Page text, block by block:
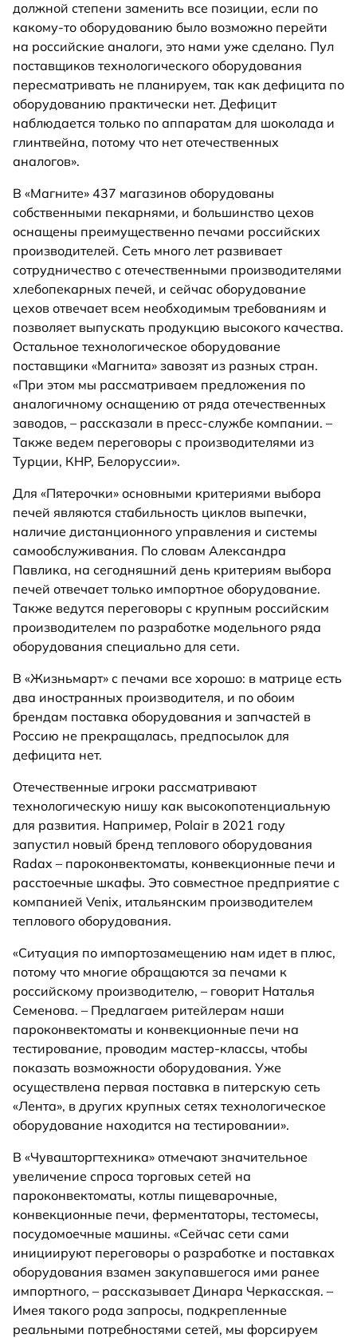
должной степени заменить все позиции, если по
какому-то оборудованию было возможно перейти
на российские аналоги, это нами уже сделано. Пул
поставщиков технологического оборудования
пересматривать не планируем, так как дефицита по
оборудованию практически нет. Дефицит
наблюдается только по аппаратам для шоколада и
глинтвейна, потому что нет отечественных
аналогов».
В «Магните» 437 магазинов оборудованы
собственными пекарнями, и большинство цехов
оснащены преимущественно печами российских
производителей. Сеть много лет развивает
сотрудничество с отечественными производителями
хлебопекарных печей, и сейчас оборудование
цехов отвечает всем необходимым требованиям и
позволяет выпускать продукцию высокого качества.
Остальное технологическое оборудование
поставщики «Магнита» завозят из разных стран.
«При этом мы рассматриваем предложения по
аналогичному оснащению от ряда отечественных
заводов, – рассказали в пресс-службе компании. –
Также ведем переговоры с производителями из
Турции, КНР, Белоруссии».
Для «Пятерочки» основными критериями выбора
печей являются стабильность циклов выпечки,
наличие дистанционного управления и системы
самообслуживания. По словам Александра
Павлика, на сегодняшний день критериям выбора
печей отвечает только импортное оборудование.
Также ведутся переговоры с крупным российским
производителем по разработке модельного ряда
оборудования специально для сети.
В «Жизньмарт» с печами все хорошо: в матрице есть
два иностранных производителя, и по обоим
брендам поставка оборудования и запчастей в
Россию не прекращалась, предпосылок для
дефицита нет.
Отечественные игроки рассматривают
технологическую нишу как высокопотенциальную
для развития. Например, Polair в 2021 году
запустил новый бренд теплового оборудования
Radax – пароконвектоматы, конвекционные печи и
расстоечные шкафы. Это совместное предприятие с
компанией Venix, итальянским производителем
теплового оборудования.
«Ситуация по импортозамещению нам идет в плюс,
потому что многие обращаются за печами к
российскому производителю, – говорит Наталья
Семенова. – Предлагаем ритейлерам наши
пароконвектоматы и конвекционные печи на
тестирование, проводим мастер-классы, чтобы
показать возможности оборудования. Уже
осуществлена первая поставка в питерскую сеть
«Лента», в других крупных сетях технологическое
оборудование находится на тестировании».
В «Чувашторгтехника» отмечают значительное
увеличение спроса торговых сетей на
пароконвектоматы, котлы пищеварочные,
конвекционные печи, ферментаторы, тестомесы,
посудомоечные машины. «Сейчас сети сами
инициируют переговоры о разработке и поставках
оборудования взамен закупавшегося ими ранее
импортного, – рассказывает Динара Черкасская. –
Имея такого рода запросы, подкрепленные
реальными потребностями сетей, мы форсируем